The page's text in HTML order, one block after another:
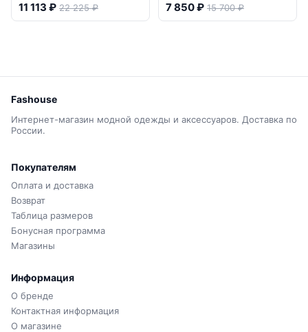
11 113 ₽ 22 225 ₽ 7 850 ₽ 15 700 ₽
Fashouse
Интернет-магазин модной одежды и аксессуаров. Доставка по
России.
Покупателям
Оплата и доставка
Возврат
Таблица размеров
Бонусная программа
Магазины
Информация
О бренде
Контактная информация
О магазине